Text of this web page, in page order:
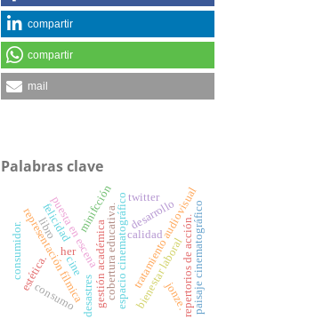
compartir
compartir
mail
Palabras clave
cine gestión académicaespacio cinematográfico
representación fílmica
estética. tratamiento audiovisual
cobertura educativa. calidad
puesta en escena
bienestar laboral
minifcción desarrollo paisaje cinematográfico
consumidor. felicidad repertorios de acción.
her
consumo jonze.
twitter
desastres
libro